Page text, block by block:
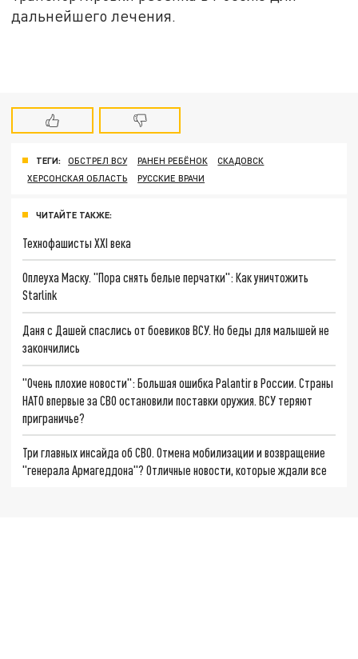
дальнейшего лечения.
ТЕГИ: ОБСТРЕЛ ВСУ РАНЕН РЕБЁНОК
СКАДОВСК
ХЕРСОНСКАЯ ОБЛАСТЬ
РУССКИЕ ВРАЧИ
ЧИТАЙТЕ ТАКЖЕ:
Технофашисты XXI века
Оплеуха Маску. "Пора снять белые перчатки": Как уничтожить
Starlink
Даня с Дашей спаслись от боевиков ВСУ. Но беды для малышей не
закончились
"Очень плохие новости": Большая ошибка Palantir в России. Страны
НАТО впервые за СВО остановили поставки оружия. ВСУ теряют
приграничье?
Три главных инсайда об СВО. Отмена мобилизации и возвращение
"генерала Армагеддона"? Отличные новости, которые ждали все